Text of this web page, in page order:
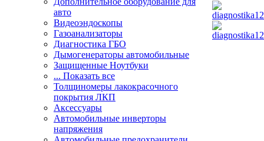
авто
Видеоэндоскопы
Газоанализаторы
Диагностика ГБО
Дымогенераторы автомобильные
Защищенные Ноутбуки
... Показать все
Толщиномеры лакокрасочного
покрытия ЛКП
Аксессуары
Автомобильные инверторы
напряжения